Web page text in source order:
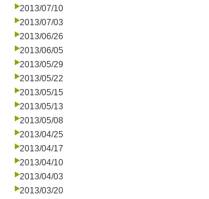
2013/07/10
2013/07/03
2013/06/26
2013/06/05
2013/05/29
2013/05/22
2013/05/15
2013/05/13
2013/05/08
2013/04/25
2013/04/17
2013/04/10
2013/04/03
2013/03/20